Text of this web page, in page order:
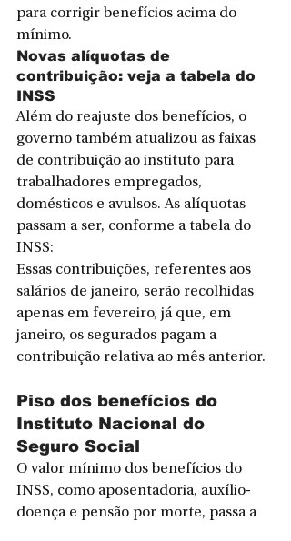
para corrigir benefícios acima do
mínimo.
Novas alíquotas de
contribuição: veja a tabela do
INSS
Além do reajuste dos benefícios, o
governo também atualizou as faixas
de contribuição ao instituto para
trabalhadores empregados,
domésticos e avulsos. As alíquotas
passam a ser, conforme a tabela do
INSS:
Essas contribuições, referentes aos
salários de janeiro, serão recolhidas
apenas em fevereiro, já que, em
janeiro, os segurados pagam a
contribuição relativa ao mês anterior.
Piso dos benefícios do
Instituto Nacional do
Seguro Social
O valor mínimo dos benefícios do
INSS, como aposentadoria, auxílio-
doença e pensão por morte, passa a